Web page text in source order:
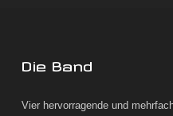
Die Band
Vier hervorragende und